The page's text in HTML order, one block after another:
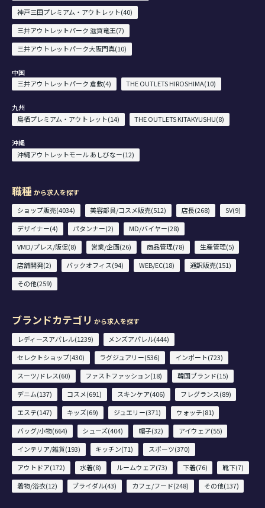
神戸三田プレミアム・アウトレット(40)
三井アウトレットパーク 滋賀竜王(7)
三井アウトレットパーク大阪門真(10)
中国
三井アウトレットパーク 倉敷(4)
THE OUTLETS HIROSHIMA(10)
九州
鳥栖プレミアム・アウトレット(14)
THE OUTLETS KITAKYUSHU(8)
沖縄
沖縄アウトレットモール あしびなー(12)
職種 から求人を探す
ショップ販売(4034)
美容部員/コスメ販売(512) 店長(268)
SV(9)
デザイナー(4)
パタンナー(2)
MD/バイヤー(28)
VMD/プレス/販促(8)
営業/企画(26) 商品管理(78)
生産管理(5)
店舗開発(2)
バックオフィス(94) WEB/EC(18)
通訳販売(151)
その他(259)
ブランドカテゴリ から求人を探す
レディースアパレル(1239)
メンズアパレル(444)
セレクトショップ(430)
ラグジュアリー(536)
インポート(723)
スーツ/ドレス(60)
ファストファッション(18)
韓国ブランド(15)
デニム(137)
コスメ(691) スキンケア(406)
フレグランス(89)
エステ(147)
キッズ(69) ジュエリー(371)
ウォッチ(81)
バッグ/小物(664)
シューズ(404) 帽子(32)
アイウェア(55)
インテリア/雑貨(193)
キッチン(71)
スポーツ(370)
アウトドア(172)
水着(8) ルームウェア(73) 下着(76)
靴下(7)
着物/浴衣(12)
ブライダル(43) カフェ/フード(248) その他(137)